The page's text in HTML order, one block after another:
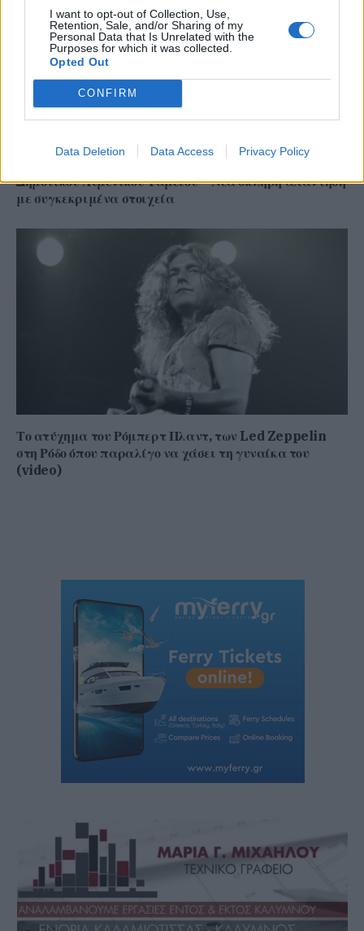
I want to opt-out of Collection, Use,
Retention, Sale, and/or Sharing of my
Personal Data that Is Unrelated with the
Purposes for which it was collected.
Opted Out
CONFIRM
Data Deletion Data Access Privacy Policy
Δημοτικού Λιμενικού Ταμείου – Νέα σκληρή απάντηση
με συγκεκριμένα στοιχεία
Το ατύχημα του Ρόμπερτ Πλαντ, των Led Zeppelin
στη Ρόδο όπου παραλίγο να χάσει τη γυναίκα του
(video)